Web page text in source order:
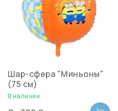
Шар-сфера "Миньоны"
(75 см)
В наличии